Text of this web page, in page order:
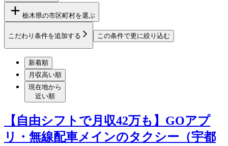
栃木県の市区町村を選ぶ
こだわり条件を追加する この条件で更に絞り込む
新着順
月収高い順
現在地から
近い順
【自由シフトで月収42万も】GOアプ
リ・無線配車メインのタクシー（宇都